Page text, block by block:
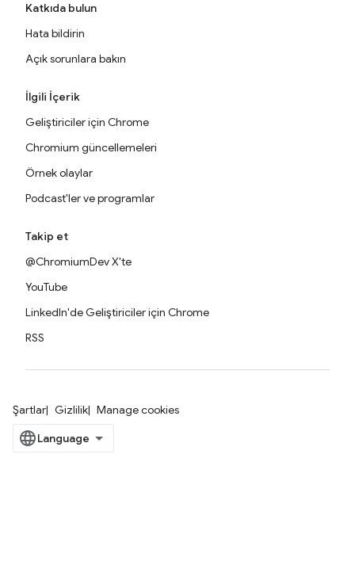
Katkıda bulun
Hata bildirin
Açık sorunlara bakın
İlgili İçerik
Geliştiriciler için Chrome
Chromium güncellemeleri
Örnek olaylar
Podcast'ler ve programlar
Takip et
@ChromiumDev X'te
YouTube
LinkedIn'de Geliştiriciler için Chrome
RSS
Şartlar Gizlilik Manage cookies